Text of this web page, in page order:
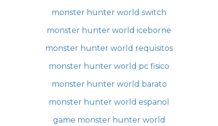
monster hunter world switch
monster hunter world iceborne
monster hunter world requisitos
monster hunter world pc fisico
monster hunter world barato
monster hunter world espanol
game monster hunter world